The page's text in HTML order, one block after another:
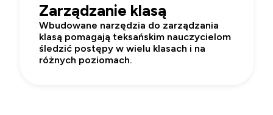
Zarządzanie klasą
Wbudowane narzędzia do zarządzania
klasą pomagają teksańskim nauczycielom
śledzić postępy w wielu klasach i na
różnych poziomach.